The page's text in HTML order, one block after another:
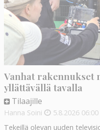
Vanhat rakennukset
yllättävällä tavalla
Tilaajille
Hanna Soini 5.8.2026 06:00
Tekeillä olevan uuden